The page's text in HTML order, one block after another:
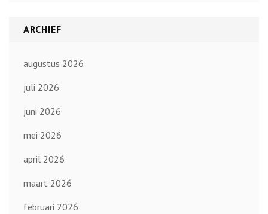
ARCHIEF
augustus 2026
juli 2026
juni 2026
mei 2026
april 2026
maart 2026
februari 2026